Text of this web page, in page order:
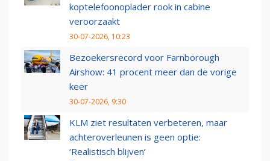
koptelefoonoplader rook in cabine
veroorzaakt
30-07-2026, 10:23
Bezoekersrecord voor Farnborough
Airshow: 41 procent meer dan de vorige
keer
30-07-2026, 9:30
KLM ziet resultaten verbeteren, maar
achteroverleunen is geen optie:
‘Realistisch blijven’